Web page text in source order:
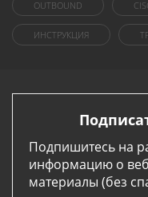
OUTBOUND
ИНСТРУКЦИЯ
Подпишитесь на
информацию о
материалы (без